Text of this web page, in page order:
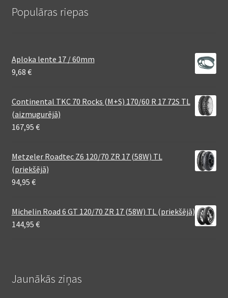
Populāras riepas
Aploka lente 17 / 60mm
9,68 €
Continental TKC 70 Rocks (M+S) 170/60 R 17 72S TL
(aizmugurējā)
167,95 €
Metzeler Roadtec Z6 120/70 ZR 17 (58W) TL
(priekšējā)
94,95 €
Michelin Road 6 GT 120/70 ZR 17 (58W) TL (priekšējā)
144,95 €
Jaunākās ziņas